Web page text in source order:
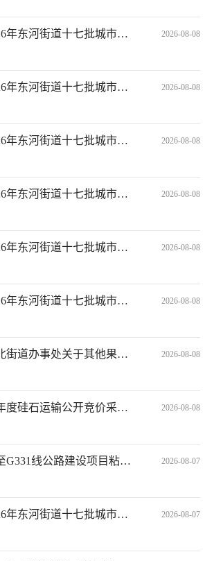
哈密市伊州区2026年东河街道十七批城市更新2个项目-工程结算审核竞价成交公告*62026072777949144 2026-08-08
哈密市伊州区2026年东河街道十七批城市更新项目-竣工财务决算编制竞价成交公告*62026072729218531 2026-08-08
哈密市伊州区2026年东河街道十七批城市更新2个消防项目-工程量清单、控制价编制服务竞价成交公告*62026072718531590 2026-08-08
哈密市伊州区2026年东河街道十七批城市更新2个消防项目-施工图设计服务竞价成交公告*62026072791221071 2026-08-08
哈密市伊州区2026年东河街道十七批城市更新2个项目-工程量清单、控制价编制服务竞价成交公告*62026072754688260 2026-08-08
哈密市伊州区2026年东河街道十七批城市更新2个项目-监理服务竞价成交公告*62026072736402536 2026-08-08
哈密市伊州区城北街道办事处关于其他果品的服务市场采购项目成交公告*2321101000029668777 2026-08-08
晶和源公司2026年度硅石运输公开竞价采购项目采购公告 2026-08-08
岔哈泉化工园区至G331线公路建设项目粘层、透层、封层工程*GT2026072000163370(试)*岔哈泉化工园区至G331线公路建设项目粘层、透层、封层工程中标候选人公示 2026-08-07
哈密市伊州区2026年东河街道十七批城市更新2个消防项目-工程结算审核竞价成交公告*62026073062146150 2026-08-07